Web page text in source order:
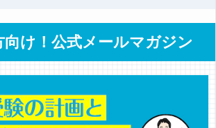
向け！公式メールマガジン